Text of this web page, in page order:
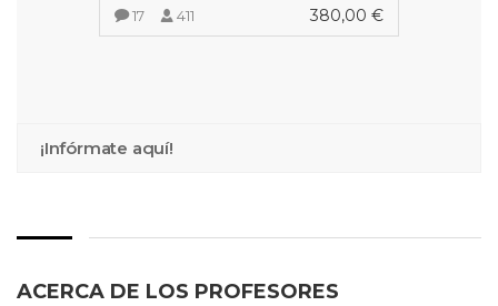
17 411 380,00 €
¡Infórmate aquí!
ACERCA DE LOS PROFESORES